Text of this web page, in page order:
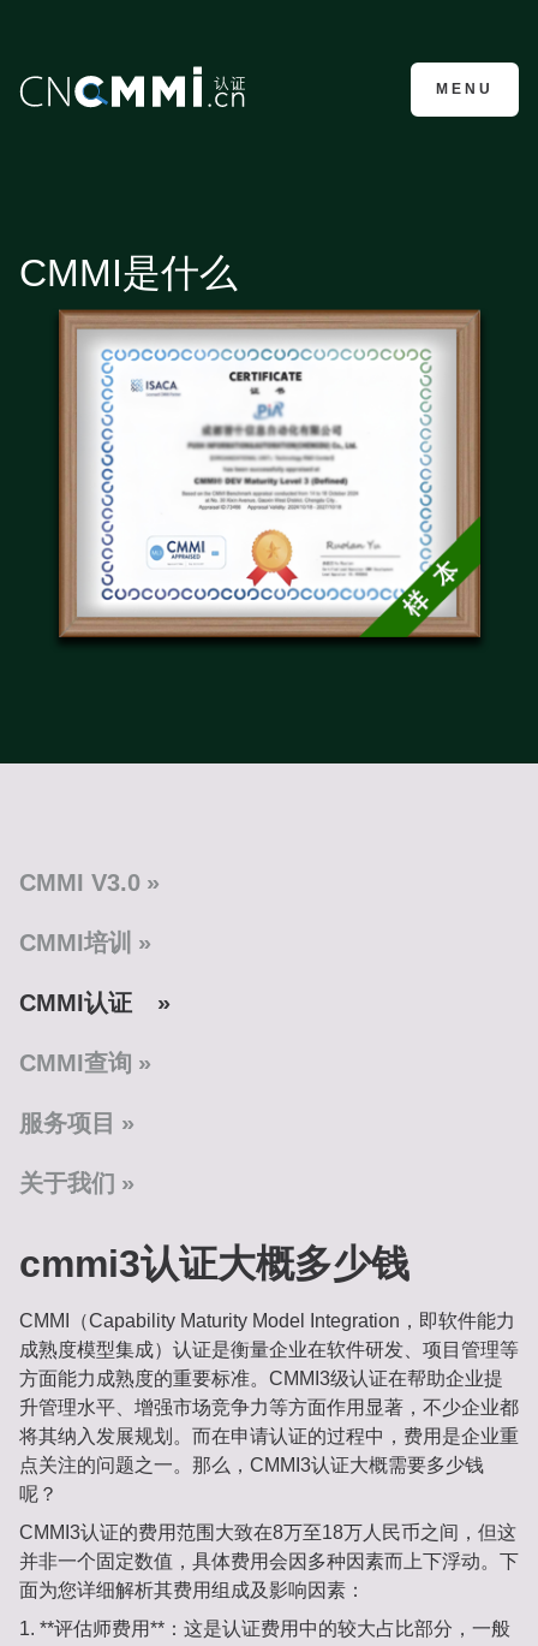
CMMI认证咨询
MENU
CMMI是什么
CMMI V3.0
CMMI培训
CMMI认证
CMMI查询
服务项目
关于我们
cmmi3认证大概多少钱
CMMI（Capability Maturity Model Integration，即软件能力
成熟度模型集成）认证是衡量企业在软件研发、项目管理等
方面能力成熟度的重要标准。CMMI3级认证在帮助企业提
升管理水平、增强市场竞争力等方面作用显著，不少企业都
将其纳入发展规划。而在申请认证的过程中，费用是企业重
点关注的问题之一。那么，CMMI3认证大概需要多少钱
呢？
CMMI3认证的费用范围大致在8万至18万人民币之间，但这
并非一个固定数值，具体费用会因多种因素而上下浮动。下
面为您详细解析其费用组成及影响因素：
1. **评估师费用**： 这是认证费用中的较大占比部分，一般